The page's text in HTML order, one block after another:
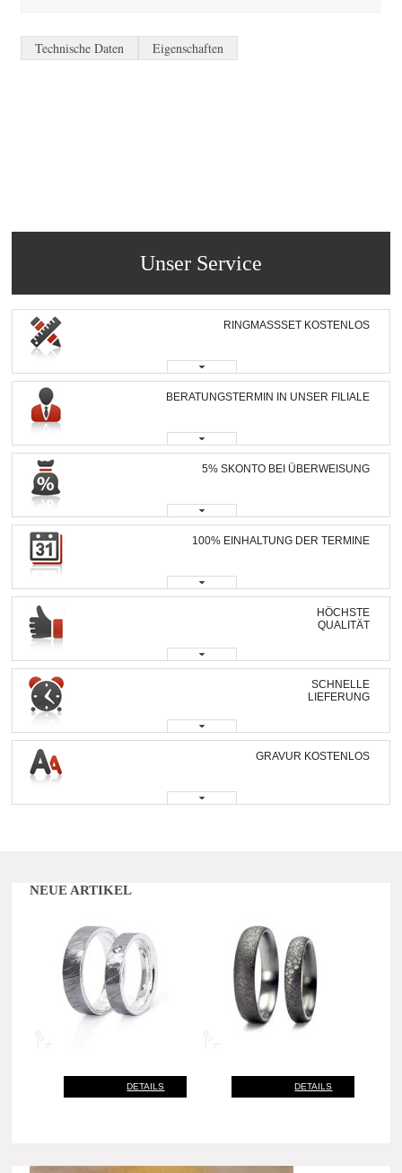
Technische Daten Eigenschaften
Unser Service
RINGMASSSET KOSTENLOS
BERATUNGSTERMIN IN UNSER FILIALE
5% SKONTO BEI ÜBERWEISUNG
100% EINHALTUNG DER TERMINE
HÖCHSTE
QUALITÄT
SCHNELLE
LIEFERUNG
GRAVUR KOSTENLOS
NEUE ARTIKEL
DETAILS DETAILS